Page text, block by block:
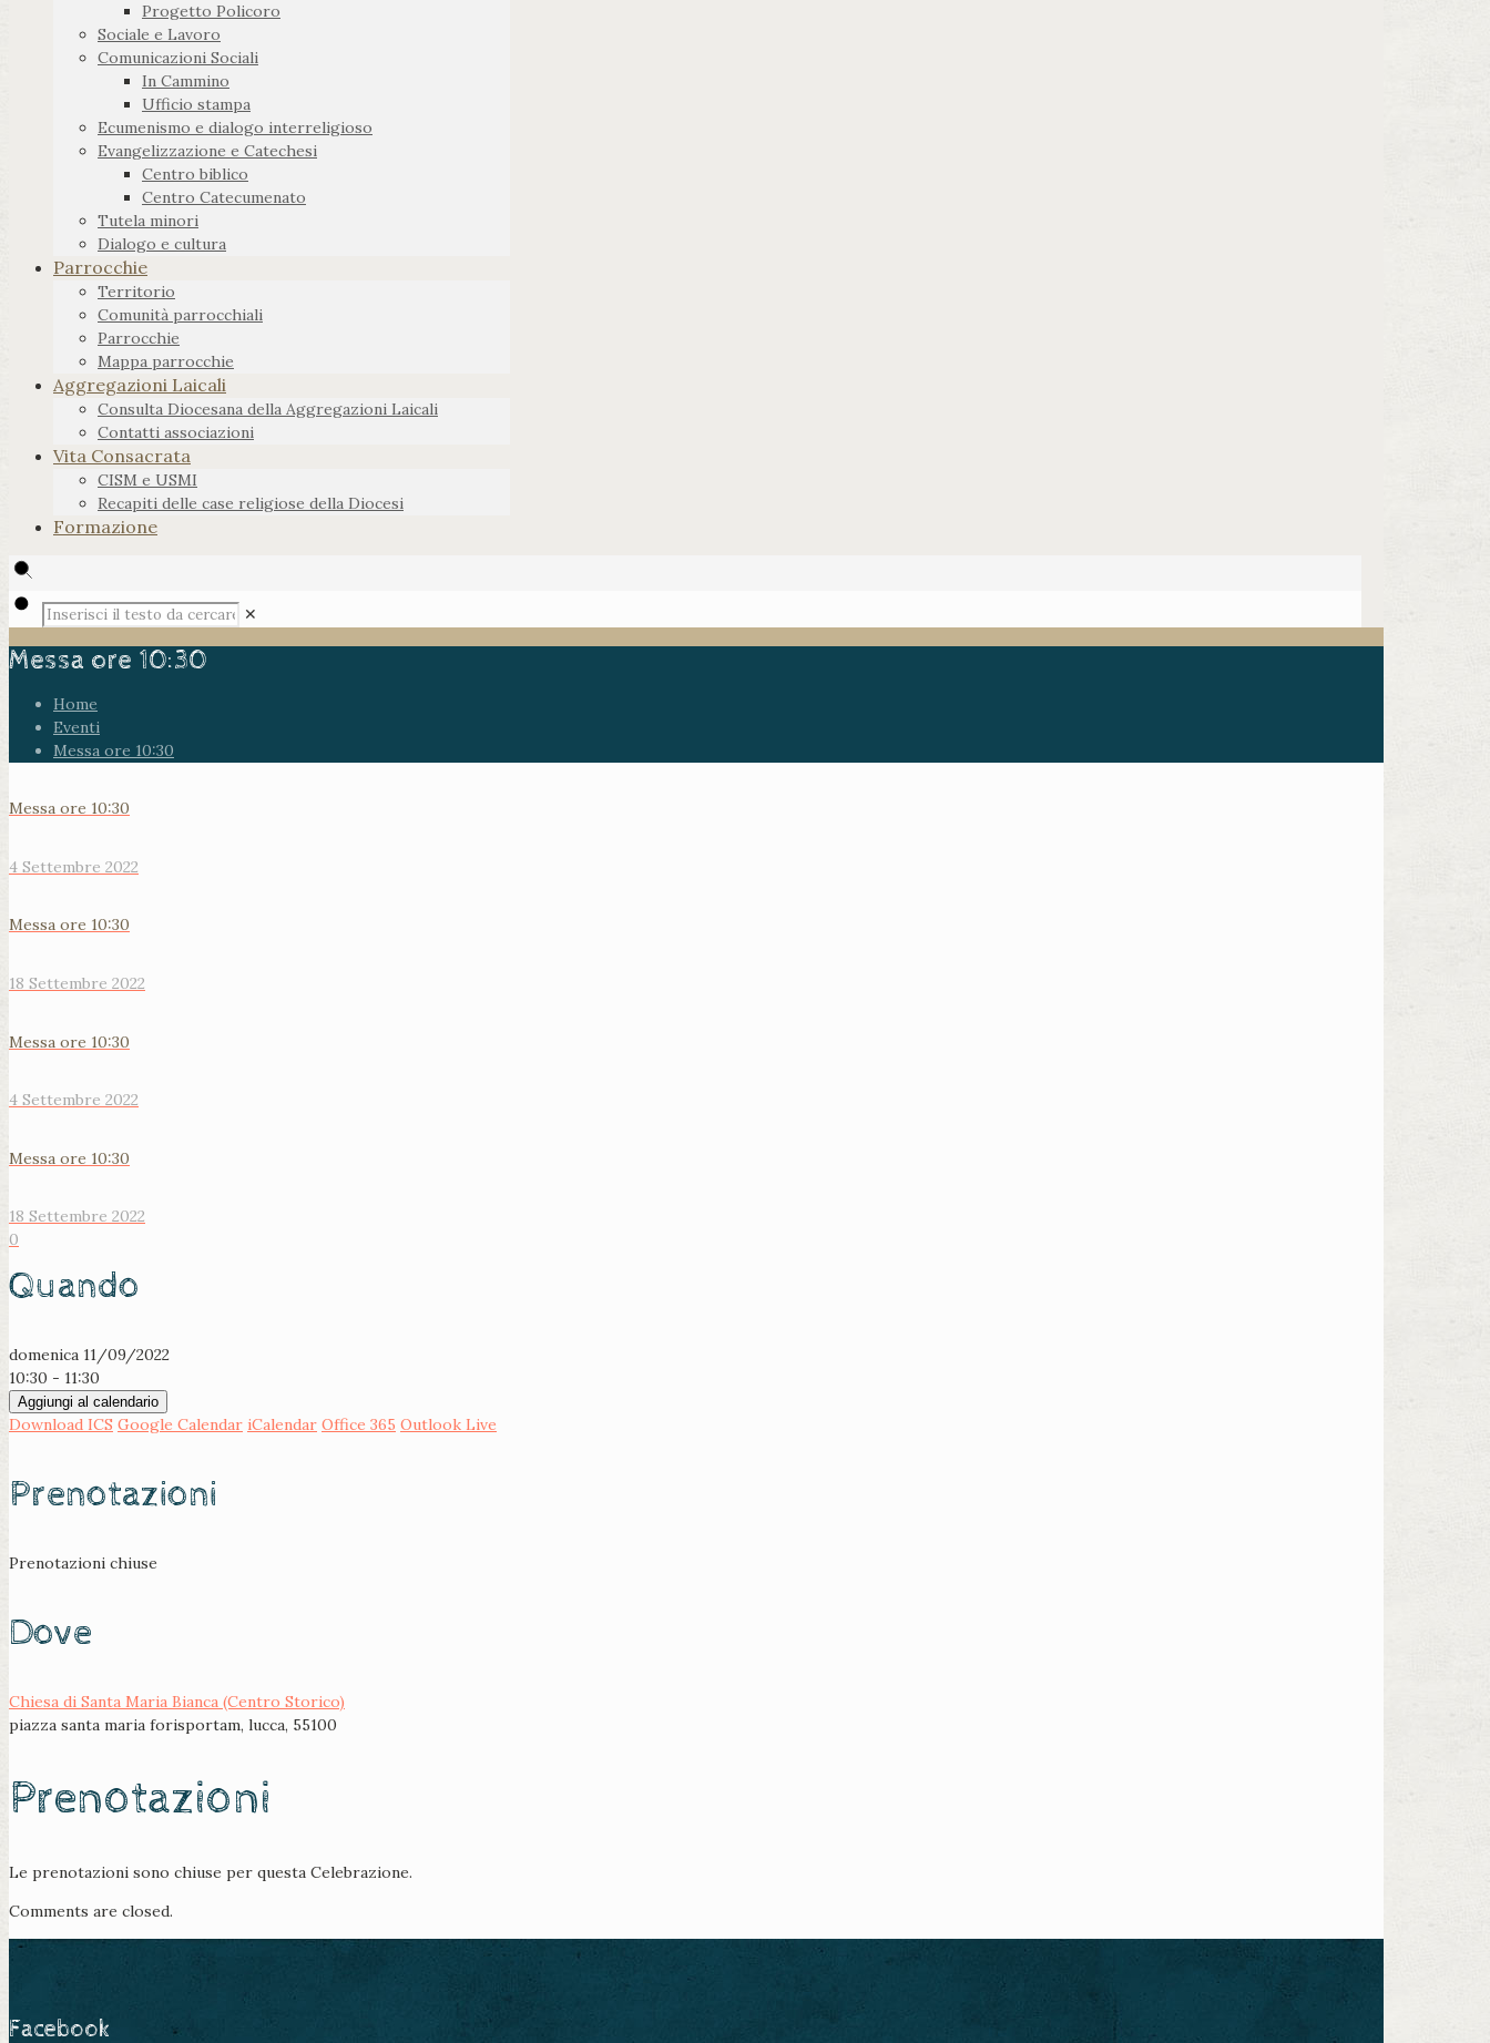
Progetto Policoro
Sociale e Lavoro
Comunicazioni Sociali
In Cammino
Ufficio stampa
Ecumenismo e dialogo interreligioso
Evangelizzazione e Catechesi
Centro biblico
Centro Catecumenato
Tutela minori
Dialogo e cultura
Parrocchie
Territorio
Comunità parrocchiali
Parrocchie
Mappa parrocchie
Aggregazioni Laicali
Consulta Diocesana della Aggregazioni Laicali
Contatti associazioni
Vita Consacrata
CISM e USMI
Recapiti delle case religiose della Diocesi
Formazione
✕
Messa ore 10:30
Home
Eventi
Messa ore 10:30
Messa ore 10:30
4 Settembre 2022
Messa ore 10:30
18 Settembre 2022
Messa ore 10:30
4 Settembre 2022
Messa ore 10:30
18 Settembre 2022
0
Quando
domenica 11/09/2022
10:30 - 11:30
Aggiungi al calendario
Download ICS Google Calendar iCalendar Office 365 Outlook Live
Prenotazioni
Prenotazioni chiuse
Dove
Chiesa di Santa Maria Bianca (Centro Storico)
piazza santa maria forisportam, lucca, 55100
Prenotazioni
Le prenotazioni sono chiuse per questa Celebrazione.
Comments are closed.
Facebook